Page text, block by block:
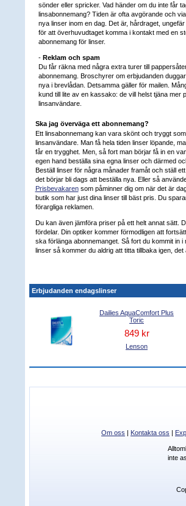
sönder eller spricker. Vad händer om du inte får
linsabonnemang? Tiden är ofta avgörande och
nya linser inom en dag. Det är, hårdraget,
för att överhuvudtaget komma i kontakt med en
abonnemang för linser.
- Reklam och spam
Du får räkna med några extra turer till
abonnemang. Broschyrer om erbjudanden
nya i brevlådan. Detsamma gäller för mailen.
kund till lite av en kassako: de vill helst tjäna mer
linsanvändare.
Ska jag överväga ett abonnemang?
Ett linsabonnemang kan vara skönt och tryggt
linsanvändare. Man få hela tiden linser löpande,
får en trygghet. Men, så fort man börjar få in en
egen hand beställa sina egna linser och därmed
Beställ linser för några månader framåt och ställ
det börjar bli dags att beställa nya. Eller så
Prisbevakarensom påminner dig om när det är
butik som har just dina linser till bäst pris. Du
förargliga reklamen.
Du kan även jämföra priser på ett helt annat sätt.
fördelar. Din optiker kommer förmodligen att
ska förlänga abonnemanget. Så fort du kommit in i
linser så kommer du aldrig att titta tillbaka igen, det
Erbjudanden endagslinser
Dailies AquaComfort Plus
Toric
849 kr
Lenson
Om oss | Kontakta oss |
inte